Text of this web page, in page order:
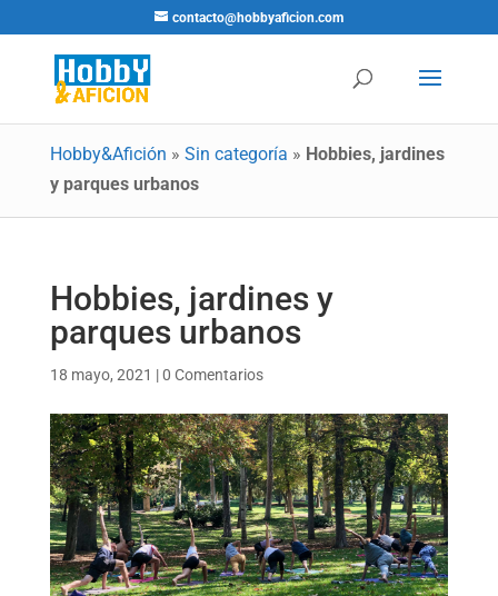
contacto@hobbyaficion.com
Hobby&Afición » Sin categoría » Hobbies, jardines
y parques urbanos
Hobbies, jardines y
parques urbanos
18 mayo, 2021 |0 Comentarios